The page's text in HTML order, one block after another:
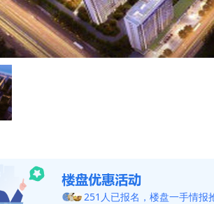
251人已报名，楼盘一手情报